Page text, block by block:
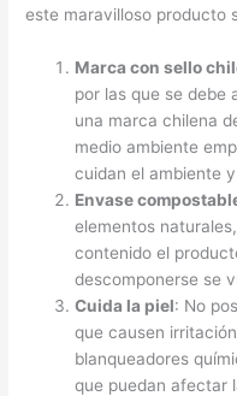
este maravilloso producto
Marca con sello
por las que se debe
una marca chilena
medio ambiente
cuidan el ambiente
Envase
elementos
contenido el
descomponerse se
Cuida la piel: No
que causen
blanqueadores
que puedan afectar